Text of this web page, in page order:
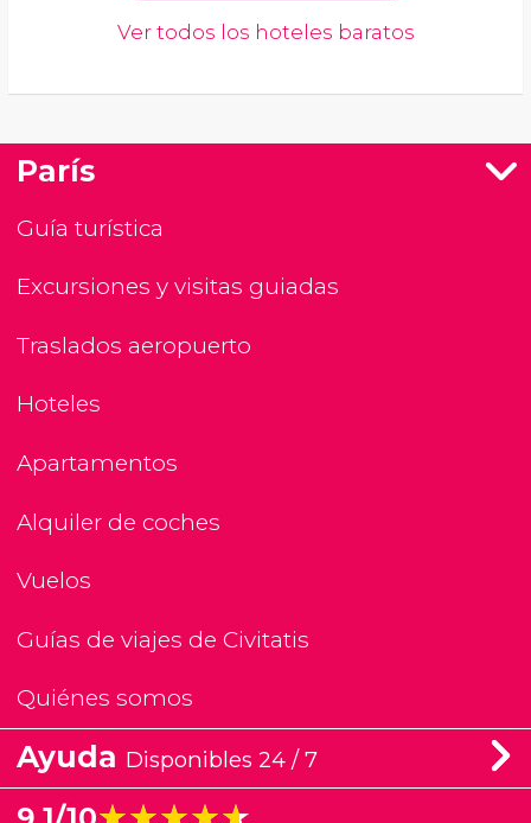
Ver todos los hoteles baratos
París
Guía turística
Excursiones y visitas guiadas
Traslados aeropuerto
Hoteles
Apartamentos
Alquiler de coches
Vuelos
Guías de viajes de Civitatis
Quiénes somos
Ayuda Disponibles 24 / 7